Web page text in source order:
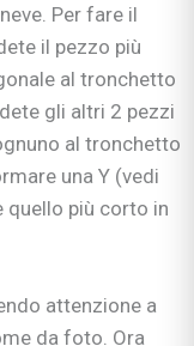
Per fare il
il pezzo più
al tronchetto
gli altri 2 pezzi
al tronchetto
una Y (vedi
quello più corto in
attenzione a
da foto. Ora